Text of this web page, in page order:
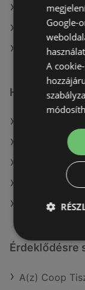
A(z) ALDI
A(z)
A(z) Tesco
Hasonló
A(z) Príma
A(z) Spar
A(z)
A(z) Aldi
Érdeklődésre
A(z) Coop
Google-
A